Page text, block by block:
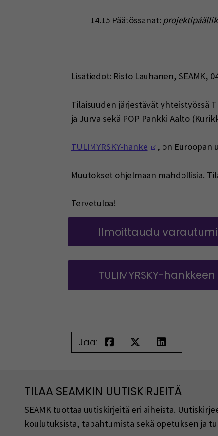
14.15 Päätössanat:
Lisätiedot: Risto Lauhanen, SEAMK,
Tilaisuuden järjestävät yhteistyössä
ja Jurva sekä POP Pankki Aalto
TULIMYRSKY-hanke (Opens in a
, on Euroopan
Muutokset ohjelmaan mahdollisia.
Tervetuloa!
Ilmoittaudu
TULIMYRSKY-
Jaa:
TILAA SEAMKIN UUTISKIRJEITÄ
SEAMK tuottaa uutiskirjeitä eri aiheista.
koulutuksista, tapahtumista sekä opetuksen ja